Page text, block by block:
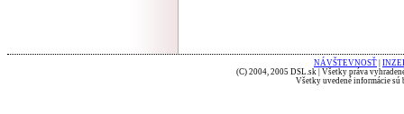
NÁVŠTEVNOSŤ
(C) 2004, 2005 DSL.sk | Všetky práva
Všetky uvedené informácie sú